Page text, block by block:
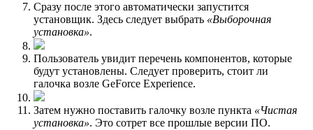
Сразу после этого автоматически запустится
установщик. Здесь следует выбрать «Выборочная
установка».
Пользователь увидит перечень компонентов, которые
будут установлены. Следует проверить, стоит ли
галочка возле GeForce Experience.
Затем нужно поставить галочку возле пункта «Чистая
установка». Это сотрет все прошлые версии ПО.